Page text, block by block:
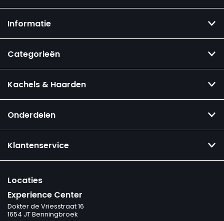
Informatie
Categorieën
Kachels & Haarden
Onderdelen
Klantenservice
Locaties
Experience Center
Dokter de Vriesstraat 16
1654 JT Benningbroek